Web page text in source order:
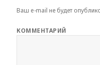
Ваш e-mail не будет
КОММЕНТАРИЙ